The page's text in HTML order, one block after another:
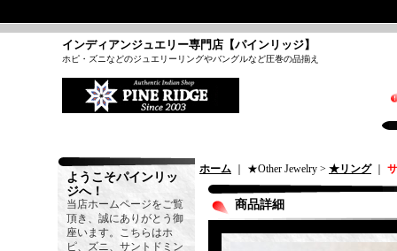
インディアンジュエリー専門店【パインリッジ】
ホピ・ズニなどのジュエリーリングやバングルなど圧巻の品揃え
ようこそパインリッ
ジへ！
当店ホームページをご覧
頂き、誠にありがとう御
座います。こちらはホ
ピ、ズニ、サントドミン
ホーム ｜ ★Other Jewelry > ★リング｜
商品詳細